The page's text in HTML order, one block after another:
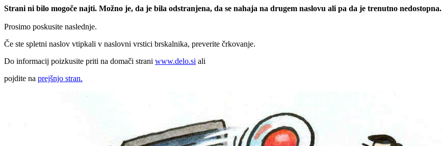
Strani ni bilo mogoče najti. Možno je, da je bila odstranjena, da se nahaja na drugem naslovu ali pa da je trenutno nedostopna.
Prosimo poskusite naslednje.
Če ste spletni naslov vtipkali v naslovni vrstici brskalnika, preverite črkovanje.
Do informacij poizkusite priti na domači strani www.delo.si ali
pojdite na prejšnjo stran.